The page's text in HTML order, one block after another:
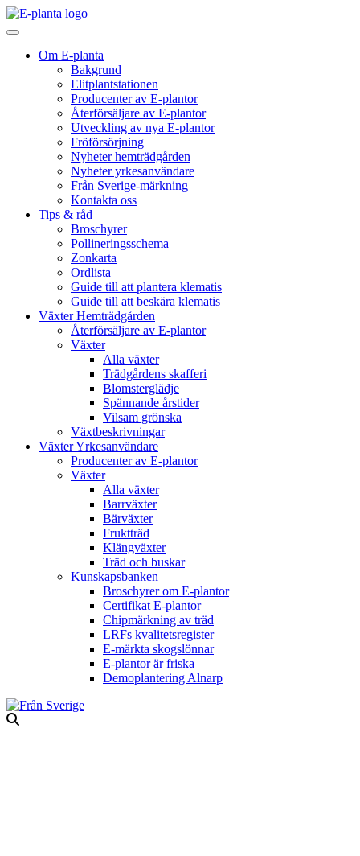
Hoppa till innehåll
Huvudnavigering
Om E-planta
Bakgrund
Elitplantstationen
Producenter av E-plantor
Återförsäljare av E-plantor
Utveckling av nya E-plantor
Fröförsörjning
Nyheter hemträdgården
Nyheter yrkesanvändare
Från Sverige-märkning
Kontakta oss
Tips & råd
Broschyrer
Pollineringsschema
Zonkarta
Ordlista
Guide till att plantera klematis
Guide till att beskära klematis
Växter Hemträdgården
Återförsäljare av E-plantor
Växter
Alla växter
Trädgårdens skafferi
Blomsterglädje
Spännande årstider
Vilsam grönska
Växtbeskrivningar
Växter Yrkesanvändare
Producenter av E-plantor
Växter
Alla växter
Barrväxter
Bärväxter
Fruktträd
Klängväxter
Träd och buskar
Kunskapsbanken
Broschyrer om E-plantor
Certifikat E-plantor
Chipmärkning av träd
LRFs kvalitetsregister
E-märkta skogslönnar
E-plantor är friska
Demoplantering Alnarp